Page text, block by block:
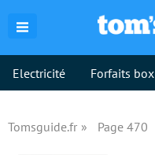
Electricité Forfaits box
Tomsguide.fr Page 470